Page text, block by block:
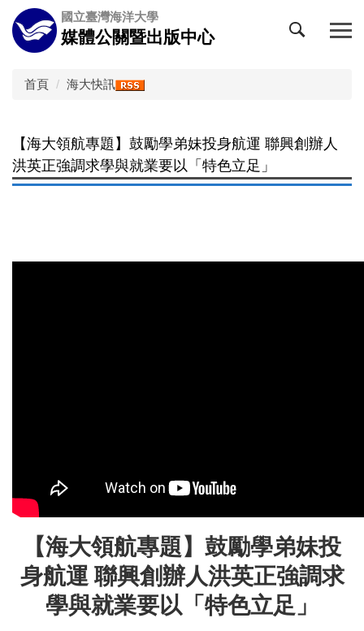
跳
到
主
國立臺灣海洋大學
媒體公關暨出版中心
首頁 海大快訊
【海大領航專題】鼓勵學弟妹投身航運 聯興創辦人
洪英正強調求學與就業要以「特色立足」
【海大領航專題】 鼓勵學弟妹投
身航運 聯興創辦人洪英正強調求
學與就業要以「特色立足」